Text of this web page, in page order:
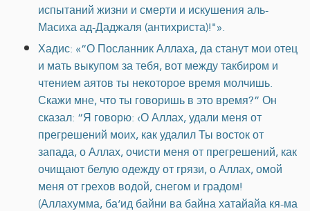
испытаний жизни и смерти и искушения аль-
Масиха ад-Даджаля (антихриста)!"».
Хадис: «“О Посланник Аллаха, да станут мои отец
и мать выкупом за тебя, вот между такбиром и
чтением аятов ты некоторое время молчишь.
Скажи мне, что ты говоришь в это время?” Он
сказал: “Я говорю: ‹О Аллах, удали меня от
прегрешений моих, как удалил Ты восток от
запада, о Аллах, очисти меня от прегрешений, как
очищают белую одежду от грязи, о Аллах, омой
меня от грехов водой, снегом и градом!
(Аллахумма, ба‘ид байни ва байна хатайайа кя-ма